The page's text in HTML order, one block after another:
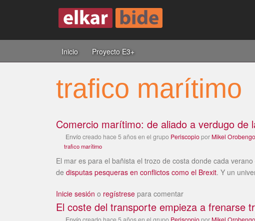
Inicio Proyecto E3+
trafico marítimo
Comercio marítimo: de aliado a verdugo de
Envíocreado hace 5 añosen el grupo Periscopiopor Mikel
trafico marítimo
El mar es para el bañista el trozo de costa donde cada
de disputas pesqueras en conflictos como el Brexit. Y un
Inicie sesión o regístrese para comentar
El coste del transporte empieza a frenarse
Envíocreado hace 5 añosen el grupo Periscopiopor Mikel